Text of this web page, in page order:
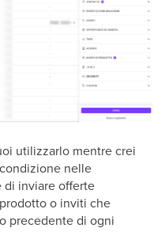
utilizzarlo mentre crei
nelle
di inviare offerte
o inviti che
precedente di ogni